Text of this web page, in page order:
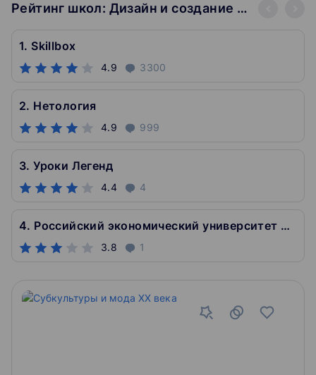
Рейтинг школ: Дизайн и создание контента
1. Skillbox
4.9 3300
2. Нетология
4.9 999
3. Уроки Легенд
4.4 4
4. Российский экономический университет им. Г.В. Плеханова
3.8 1